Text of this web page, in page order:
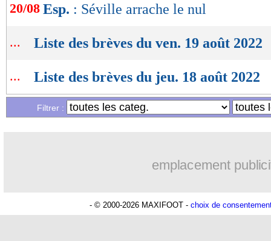
20/08 Esp. : Séville arrache le nul
... Liste des brèves du ven. 19 août 2022
... Liste des brèves du jeu. 18 août 2022
Filtrer :
emplacement
- © 2000-2026 MAXIFOOT - choix de